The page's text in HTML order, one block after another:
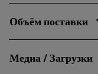
Объём поставки
Медиа / Загрузки